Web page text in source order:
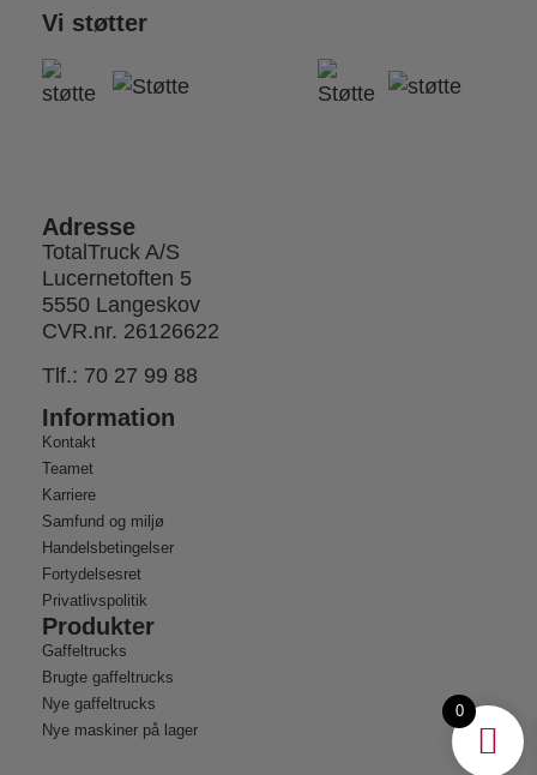
Vi støtter
Adresse
TotalTruck A/S
Lucernetoften 5
5550 Langeskov
CVR.nr. 26126622
Tlf.: 70 27 99 88
Information
Kontakt
Teamet
Karriere
Samfund og miljø
Handelsbetingelser
Fortydelsesret
Privatlivspolitik
Produkter
Gaffeltrucks
Brugte gaffeltrucks
Nye gaffeltrucks
Nye maskiner på lager
0